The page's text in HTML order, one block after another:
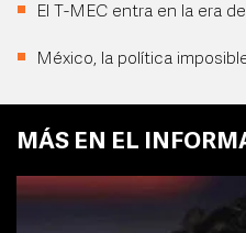
El T-MEC entra en la era
México, la política
MÁS EN EL